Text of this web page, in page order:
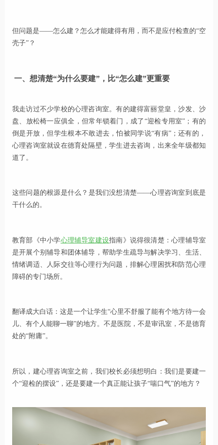
但问题是——怎么建？怎么才能建得有用，而不是应付检查的“空
壳子”？
一、想清楚“为什么要建”，比“怎么建”更重要
我走访过不少学校的心理咨询室。有的建得富丽堂皇，沙发、沙
盘、放松椅一应俱全，但常年锁着门，成了“迎检专用室”；有的
倒是开放，但学生根本不敢进去，怕被同学说“有病”；还有的，
心理咨询室就设在德育处隔壁，学生进去咨询，出来全年级都知
道了。
这些问题的根源是什么？是我们没想清楚——心理咨询室到底是
干什么的。
教育部《中小学心理辅导室建设指南》说得很清楚：心理辅导室
是开展个别辅导和团体辅导，帮助学生疏导与解决学习、生活、
情绪调适、人际交往等心理行为问题，排解心理困扰和防范心理
障碍的专门场所。
翻译成大白话：这是一个让学生“心里不舒服了能有个地方待一会
儿、有个人能聊一聊”的地方。不是医院，不是审讯室，不是德育
处的“附庸”。
所以，建心理咨询室之前，我们校长必须想明白：我们是要建一
个“迎检的摆设”，还是要建一个真正能让孩子“喘口气”的地方？